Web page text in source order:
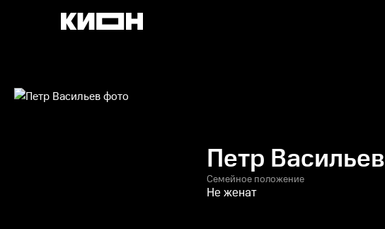
Петр Васильев
Семейное положение
Не женат